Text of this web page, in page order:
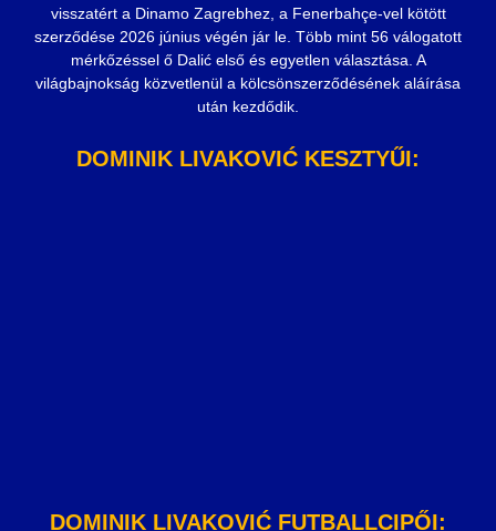
visszatért a Dinamo Zagrebhez, a Fenerbahçe-vel kötött
szerződése 2026 június végén jár le. Több mint 56 válogatott
mérkőzéssel ő Dalić első és egyetlen választása. A
világbajnokság közvetlenül a kölcsönszerződésének aláírása
után kezdődik.
DOMINIK LIVAKOVIĆ KESZTYŰI:
DOMINIK LIVAKOVIĆ FUTBALLCIPŐI: